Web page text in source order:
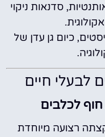
סדנאות ניקוי
כיום גן עדן של
לבעלי חיים
רצועה מיוחדת